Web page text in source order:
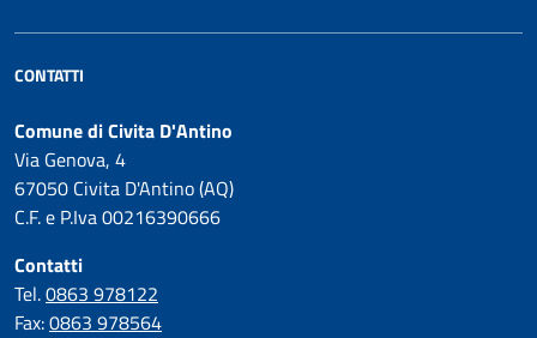
CONTATTI
Comune di Civita D'Antino
Via Genova, 4
67050 Civita D'Antino (AQ)
C.F. e P.Iva 00216390666
Contatti
Tel.0863 978122
Fax:0863 978564